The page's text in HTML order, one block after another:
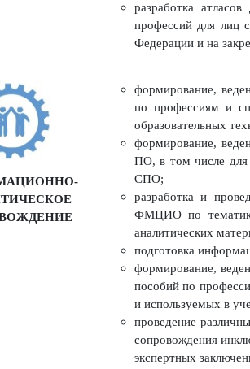
организация
организация
разработка и
с
разработка
профессий
Федерации и
формирование,
по
формирование,
ПО, в том
СПО;
разработка и
ФМЦИО по